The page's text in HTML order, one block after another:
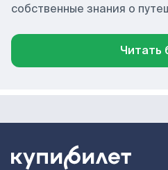
собственные знания о
Читать